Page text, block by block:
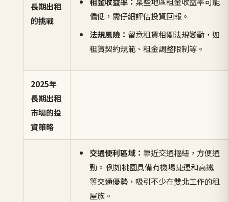
長期出租
的挑戰
偏低，需仔細評估投資回報。
法規風險： 留意租賃相關法規變動，如
租賃契約規範、租金調整限制等。
2025年
長期出租
市場的投
資策略
交通便利區域： 靠近交通樞紐，方便通
勤。 例如桃園具備有機場捷運和高鐵
等交通優勢，吸引不少在雙北工作的租
屋族。